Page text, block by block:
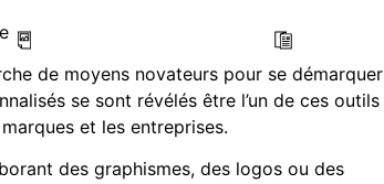
de moyens novateurs pour se démarquer
se sont révélés être l’un de ces outils
et les entreprises.
des graphismes, des logos ou des